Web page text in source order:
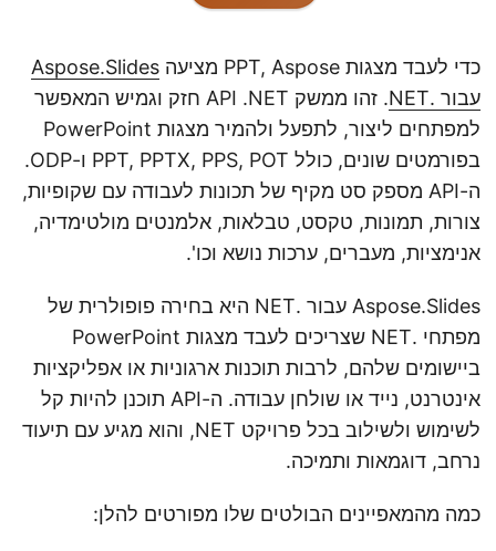
כדי לעבד מצגות PPT, Aspose מציעה
Aspose.Slides
עבור .NET
. זהו ממשק API .NET חזק וגמיש המאפשר
למפתחים ליצור, לתפעל ולהמיר מצגות PowerPoint
בפורמטים שונים, כולל PPT, PPTX, PPS, POT ו-ODP.
ה-API מספק סט מקיף של תכונות לעבודה עם שקופיות,
צורות, תמונות, טקסט, טבלאות, אלמנטים מולטימדיה,
אנימציות, מעברים, ערכות נושא וכו'.
Aspose.Slides עבור .NET היא בחירה פופולרית של
מפתחי .NET שצריכים לעבד מצגות PowerPoint
ביישומים שלהם, לרבות תוכנות ארגוניות או אפליקציות
אינטרנט, נייד או שולחן עבודה. ה-API תוכנן להיות קל
לשימוש ולשילוב בכל פרויקט NET, והוא מגיע עם תיעוד
נרחב, דוגמאות ותמיכה.
כמה מהמאפיינים הבולטים שלו מפורטים להלן: